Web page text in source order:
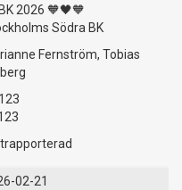
2026 🧡🖤🧡
Södra BK
Fernström, Tobias
02-21